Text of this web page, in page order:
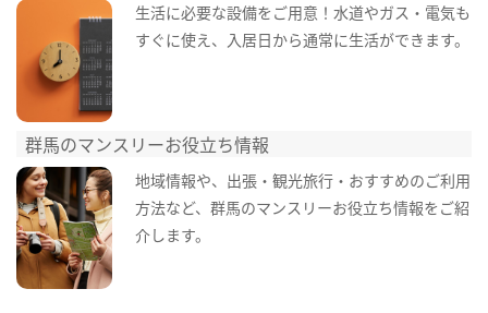
生活に必要な設備をご用意！水道やガス・電気も
すぐに使え、入居日から通常に生活ができます。
群馬のマンスリーお役立ち情報
地域情報や、出張・観光旅行・おすすめのご利用
方法など、群馬のマンスリーお役立ち情報をご紹
介します。